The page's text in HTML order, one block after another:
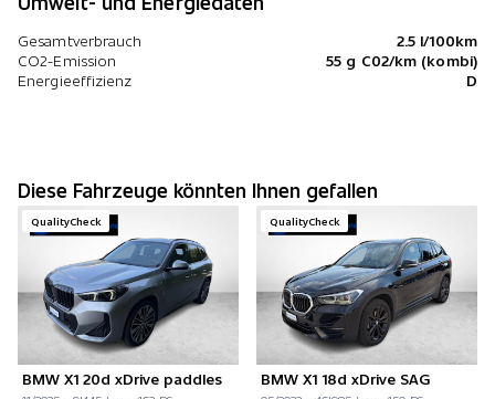
Gesamtverbrauch
2.5 l/100km
CO2-Emission
55 g C02/km (kombi)
Energieeffizienz
D
Diese Fahrzeuge könnten Ihnen gefallen
QualityCheck
BMW X1 20d xDrive paddles
QualityCheck
BMW X1 18d xDrive SAG